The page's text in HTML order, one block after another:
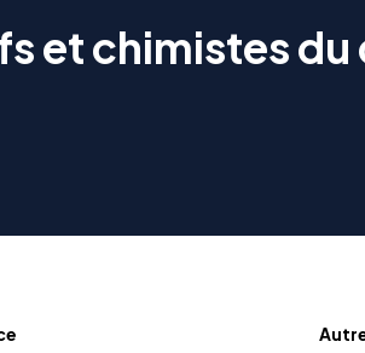
et chimistes du